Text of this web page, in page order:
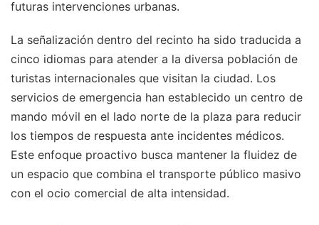
futuras intervenciones urbanas.
La señalización dentro del recinto ha sido traducida a
cinco idiomas para atender a la diversa población de
turistas internacionales que visitan la ciudad. Los
servicios de emergencia han establecido un centro de
mando móvil en el lado norte de la plaza para reducir
los tiempos de respuesta ante incidentes médicos.
Este enfoque proactivo busca mantener la fluidez de
un espacio que combina el transporte público masivo
con el ocio comercial de alta intensidad.